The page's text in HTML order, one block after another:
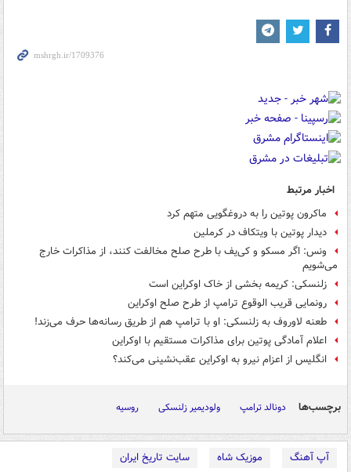
اخبار مرتبط
ماکرون پوتین را به دروغگویی متهم کرد
دیدار پوتین با ویتکاف در کرملین
ونس: اگر مسکو و کی‌یف با طرح صلح مخالفت کنند، از مذاکرات خارج
می‌شویم
زلنسکی: کریمه بخشی از خاک اوکراین است
رونمایی قریب الوقوع ترامپ از طرح صلح اوکراین
طعنه لاوروف به زلنسکی: او با ترامپ هم از طریق رسانه‌ها حرف می‌زند!
اعلام آمادگی پوتین برای مذاکرات مستقیم با اوکراین
انگلیس از اعزام نیرو به اوکراین عقب‌نشینی می‌کند؟
برچسب‌ها دونالد ترامپ ولودیمیر زلنسکی روسیه
آپ آهنگ موزیک شاه
سایت تاریخ ایران